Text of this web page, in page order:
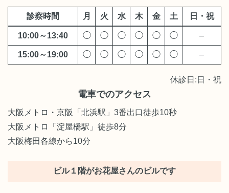
診察時間 月 火 水 木 金 土 日・祝
10:00～13:40 ◯ ◯ ◯ ◯ ◯ ◯ –
15:00～19:00 ◯ ◯ ◯ ◯ ◯ ◯ –
休診日:日・祝
電車でのアクセス
大阪メトロ・京阪「北浜駅」3番出口徒歩10秒
大阪メトロ「淀屋橋駅」徒歩8分
大阪梅田各線から10分
ビル１階がお花屋さんのビルです